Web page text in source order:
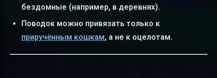
бездомные (например, в деревнях).
Поводок можно привязать только к
приручённым кошкам, а не к оцелотам.